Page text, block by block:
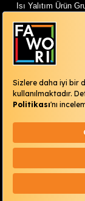
Isı Yalıtım Ürün
Fawori Dünyam
Renklerimiz